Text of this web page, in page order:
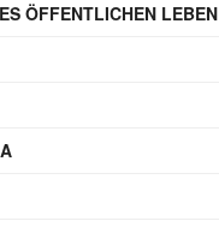
ÖFFENTLICHEN LEBEN